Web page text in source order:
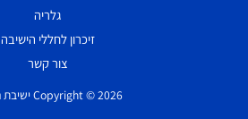
גלריה
זיכרון לחללי הישיבה
צור קשר
Copyright © 2026 ישיבת הכותל